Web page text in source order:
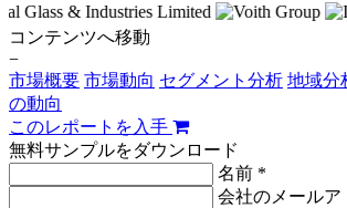
コンテンツへ移動
−
市場概要 市場動向 セグメント分析 地域分
の動向
このレポートを入手
無料サンプルをダウンロード
名前 *
会社のメールア